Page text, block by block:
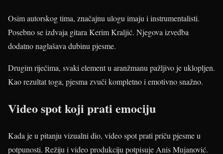
Osim autorskog tima, značajnu ulogu imaju i instrumentalisti.
Posebno se izdvaja gitara Kerim Kraljić. Njegova izvedba
dodatno naglašava dubinu pjesme.
Drugim riječima, svaki element u aranžmanu pažljivo je uklopljen.
Kao rezultat toga, pjesma zvuči kompletno i emotivno snažno.
Video spot koji prati emociju
Kada je u pitanju vizualni dio, video spot prati priču pjesme u
potpunosti. Režiju i video produkciju potpisuje Anis Mujanović.